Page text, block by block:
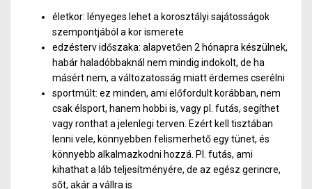
életkor: lényeges lehet a korosztályi sajátosságok
szempontjából a kor ismerete
edzésterv időszaka: alapvetően 2 hónapra készülnek,
habár haladóbbaknál nem mindig indokolt, de ha
másért nem, a változatosság miatt érdemes cserélni
sportmúlt: ez minden, ami előfordult korábban, nem
csak élsport, hanem hobbi is, vagy pl. futás, segíthet
vagy ronthat a jelenlegi terven. Ezért kell tisztában
lenni vele, könnyebben felismerhető egy tünet, és
könnyebb alkalmazkodni hozzá. Pl. futás, ami
kihathat a láb teljesítményére, de az egész gerincre,
sőt, akár a vállra is